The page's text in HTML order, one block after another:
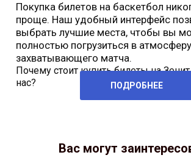
Покупка билетов на баскетбол
проще. Наш удобный интерфейс
выбрать лучшие места, чтобы вы
полностью погрузиться в атмосферу
захватывающего матча.
Почему стоит купить билеты на
нас?
ПОДРОБНЕЕ
Вас могут